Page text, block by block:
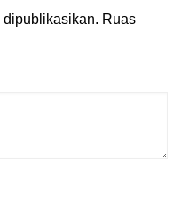
dipublikasikan. Ruas